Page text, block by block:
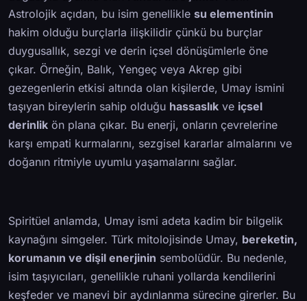
Astrolojik açıdan, bu isim genellikle su elementinin
hakim olduğu burçlarla ilişkilidir çünkü bu burçlar
duygusallık, sezgi ve derin içsel dönüşümlerle öne
çıkar. Örneğin, Balık, Yengeç veya Akrep gibi
gezegenlerin etkisi altında olan kişilerde, Umay ismini
taşıyan bireylerin sahip olduğu hassaslık ve içsel
derinlik ön plana çıkar. Bu enerji, onların çevrelerine
karşı empati kurmalarını, sezgisel kararlar almalarını ve
doğanın ritmiyle uyumlu yaşamalarını sağlar.
Spiritüel anlamda, Umay ismi adeta kadim bir bilgelik
kaynağını simgeler. Türk mitolojisinde Umay, bereketin,
korumanın ve dişil enerjinin sembolüdür. Bu nedenle,
isim taşıyıcıları, genellikle ruhani yollarda kendilerini
keşfeder ve manevi bir aydınlanma sürecine girerler. Bu